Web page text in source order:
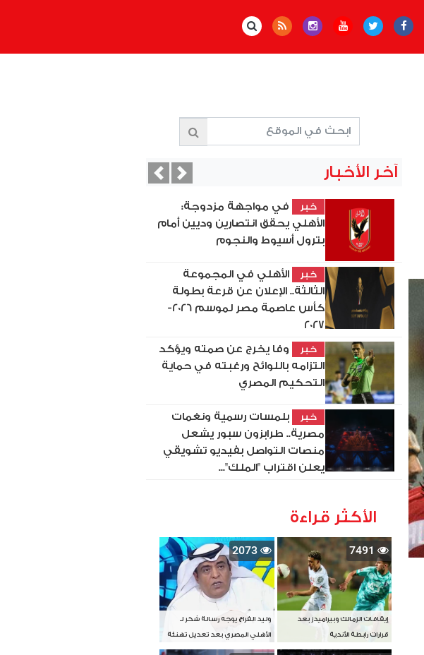
آخر الأخبار
خبر
في مواجهة مزدوجة:
الأهلي يحقق انتصارين وديين أمام
بترول أسيوط والنجوم
خبر
الأهلي في المجموعة
الثالثة.. الإعلان عن قرعة بطولة
كأس عاصمة مصر لموسم 2026-
2027
خبر
وفا يخرج عن صمته ويؤكد
التزامه باللوائح ورغبته في حماية
التحكيم المصري
خبر
بلمسات رسمية ونغمات
مصرية.. طرابزون سبور يشعل
منصات التواصل بفيديو تشويقي
يعلن اقتراب "الملك"...
PreviousNext
الأكثر قراءة
7491
إيقافات الزمالك وبيراميدز بعد
قرارات رابطة الأندية
2073
وليد الفراج يوجه رسالة شكر لـ
الأهلي المصري بعد تعديل تهنئة
بطل آسيا